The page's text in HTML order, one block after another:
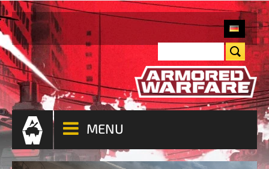
MENU